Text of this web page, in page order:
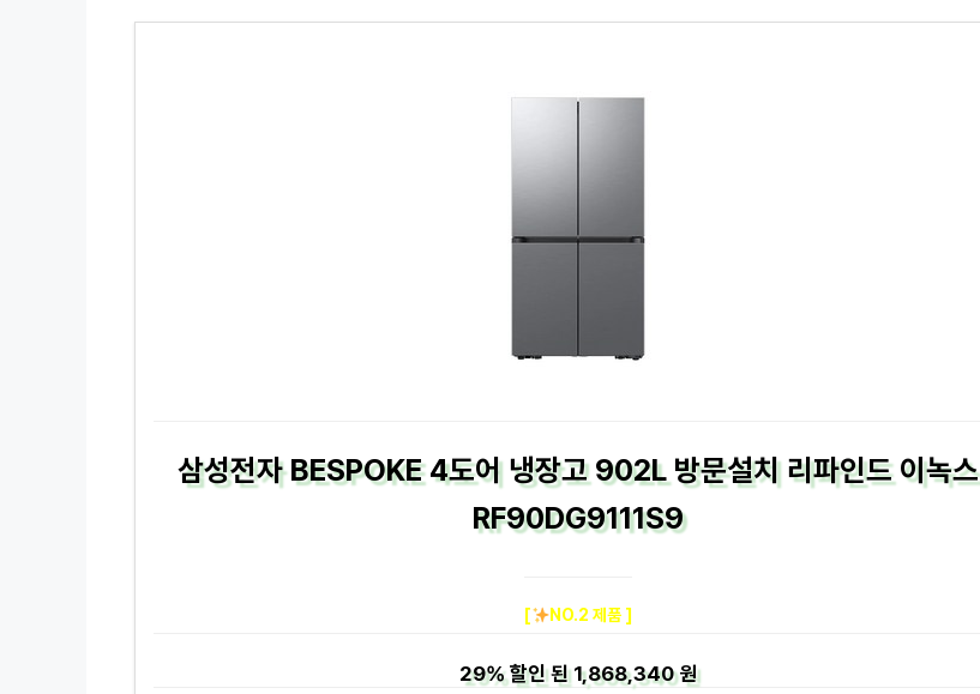
삼성전자 BESPOKE 4도어 냉장고 902L 방문설치 리파인드 이녹스
RF90DG9111S9
[ NO.2 제품 ]
29%할인 된1,868,340 원